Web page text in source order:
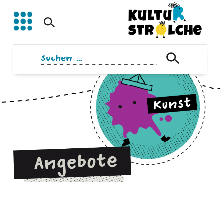
Inhalt
springen
Suchen
nach: